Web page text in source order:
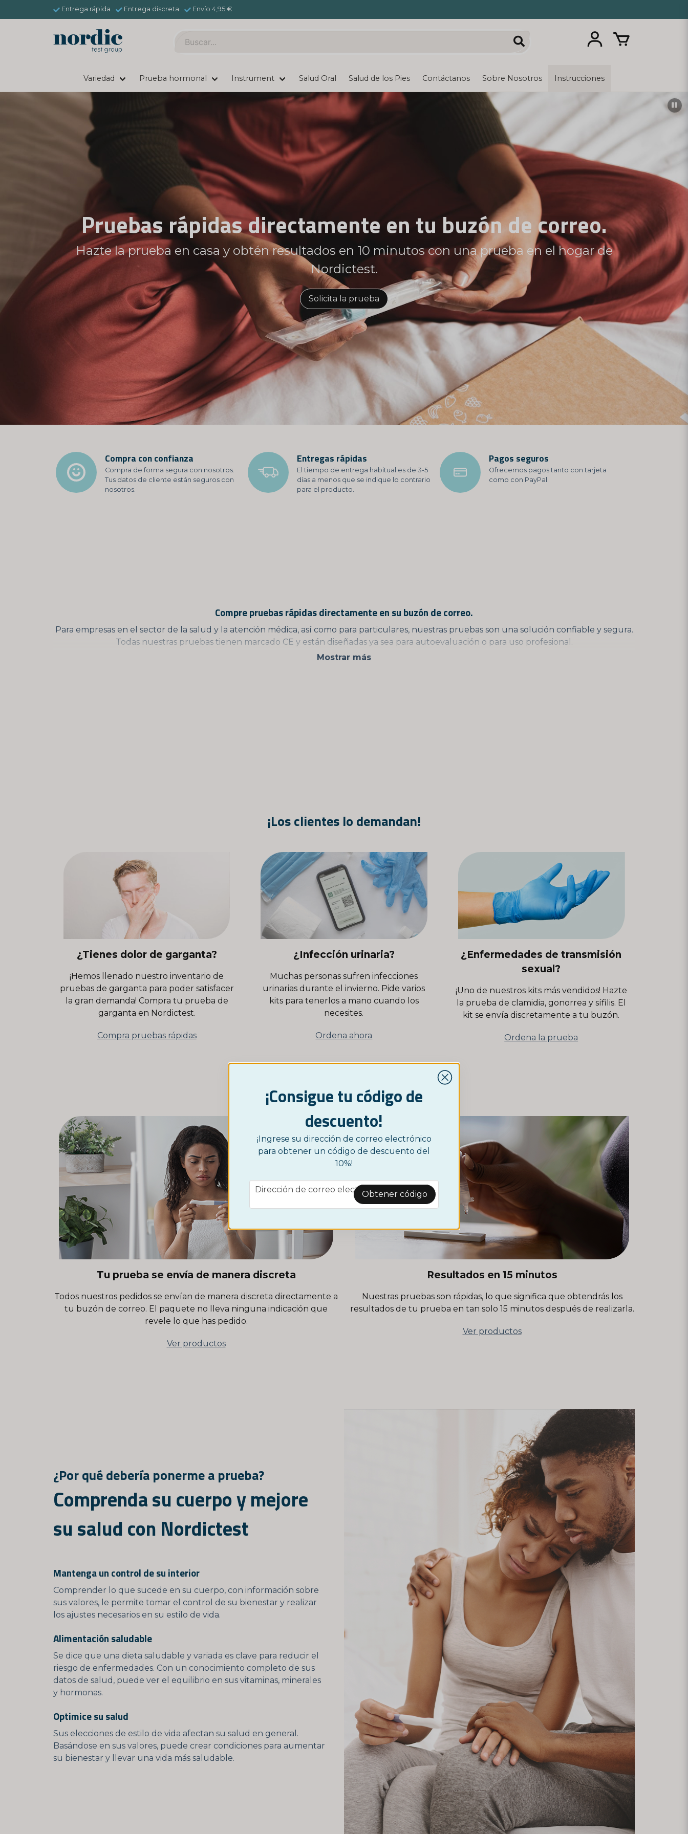
Entrega rápida Entrega discreta Envío 4,95 €
Variedad Prueba hormonal Instrument Salud Oral Salud de los Pies Contáctanos Sobre Nosotros Instrucciones
Tu prueba se envía de forma discreta
Todos los pedidos se envían de forma discreta y anónima directamente a tu buzón de
correo.
Solicita la prueba
Compra con confianza
Compra de forma segura con nosotros.
Tus datos de cliente están seguros con
nosotros.
Entregas rápidas
El tiempo de entrega habitual es de 3-5
días a menos que se indique lo contrario
para el producto.
Pagos seguros
Ofrecemos pagos tanto con tarjeta
como con PayPal.
Compre pruebas rápidas directamente en su buzón de correo.
Para empresas en el sector de la salud y la atención médica, así como para particulares, nuestras pruebas son una solución confiable y segura.
Todas nuestras pruebas tienen marcado CE y están diseñadas ya sea para autoevaluación o para uso profesional.
En caso de dar positivo en una prueba, por supuesto, debe acudir a un médico/atención médica. Recomendamos a todos seguir las
Mostrar más
¡Los clientes lo demandan!
¿Tienes dolor de garganta?
¡Hemos llenado nuestro inventario de
pruebas de garganta para poder satisfacer
la gran demanda! Compra tu prueba de
garganta en Nordictest.
Compra pruebas rápidas
¿Infección urinaria?
Muchas personas sufren infecciones
urinarias durante el invierno. Pide varios
kits para tenerlos a mano cuando los
necesites.
Ordena ahora
¿Enfermedades de transmisión
sexual?
¡Uno de nuestros kits más vendidos! Hazte
la prueba de clamidia, gonorrea y sífilis. El
kit se envía discretamente a tu buzón.
Ordena la prueba
Tu prueba se envía de manera discreta
Todos nuestros pedidos se envían de manera discreta directamente a
tu buzón de correo. El paquete no lleva ninguna indicación que
revele lo que has pedido.
Ver productos
Resultados en 15 minutos
Nuestras pruebas son rápidas, lo que significa que obtendrás los
resultados de tu prueba en tan solo 15 minutos después de realizarla.
Ver productos
¿Por qué debería ponerme a prueba?
Comprenda su cuerpo y mejore
su salud con Nordictest
Mantenga un control de su interior
Comprender lo que sucede en su cuerpo, con información sobre
sus valores, le permite tomar el control de su bienestar y realizar
los ajustes necesarios en su estilo de vida.
Alimentación saludable
Se dice que una dieta saludable y variada es clave para reducir el
riesgo de enfermedades. Con un conocimiento completo de sus
datos de salud, puede ver el equilibrio en sus vitaminas, minerales
y hormonas.
Optimice su salud
Sus elecciones de estilo de vida afectan su salud en general.
Basándose en sus valores, puede crear condiciones para aumentar
su bienestar y llevar una vida más saludable.
¡Consigue tu código de
descuento!
¡Ingrese su dirección de correo electrónico
para obtener un código de descuento del
10%!
email
Dirección de correo electrónicoObtener código